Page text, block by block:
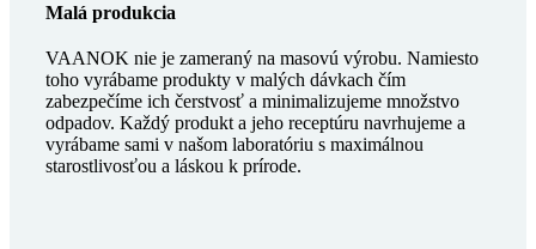
Malá produkcia
VAANOK nie je zameraný na masovú výrobu. Namiesto
toho vyrábame produkty v malých dávkach čím
zabezpečíme ich čerstvosť a minimalizujeme množstvo
odpadov. Každý produkt a jeho receptúru navrhujeme a
vyrábame sami v našom laboratóriu s maximálnou
starostlivosťou a láskou k prírode.